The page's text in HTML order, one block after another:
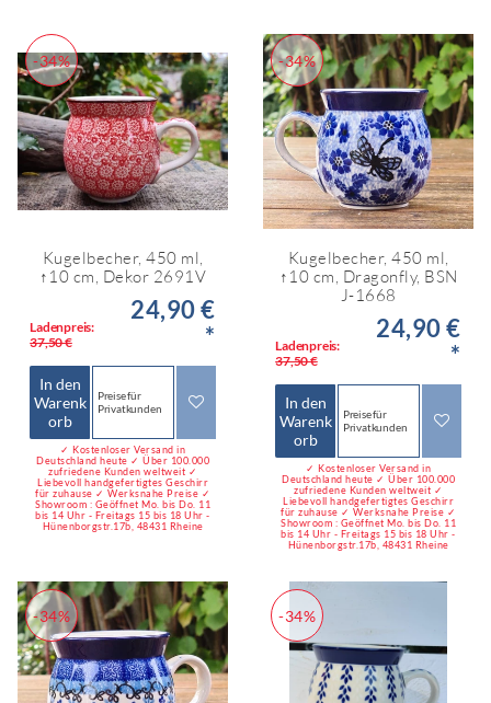
-34%
Kugelbecher, 450 ml,
↑10 cm, Dekor 2691V
Ladenpreis:
37,50 €
24,90 €
*
In den
Warenk
orb
Preise für
Privatkunden
✓ Kostenloser Versand in
Deutschland heute ✓ Über 100.000
zufriedene Kunden weltweit ✓
Liebevoll handgefertigtes Geschirr
für zuhause ✓ Werksnahe Preise ✓
Showroom : Geöffnet Mo. bis Do. 11
bis 14 Uhr - Freitags 15 bis 18 Uhr -
Hünenborgstr.17b, 48431 Rheine
-34%
Kugelbecher, 450 ml,
↑10 cm, Dragonfly, BSN
J-1668
Ladenpreis:
37,50 €
24,90 €
*
In den
Warenk
orb
Preise für
Privatkunden
✓ Kostenloser Versand in
Deutschland heute ✓ Über 100.000
zufriedene Kunden weltweit ✓
Liebevoll handgefertigtes Geschirr
für zuhause ✓ Werksnahe Preise ✓
Showroom : Geöffnet Mo. bis Do. 11
bis 14 Uhr - Freitags 15 bis 18 Uhr -
Hünenborgstr.17b, 48431 Rheine
-34% -34%